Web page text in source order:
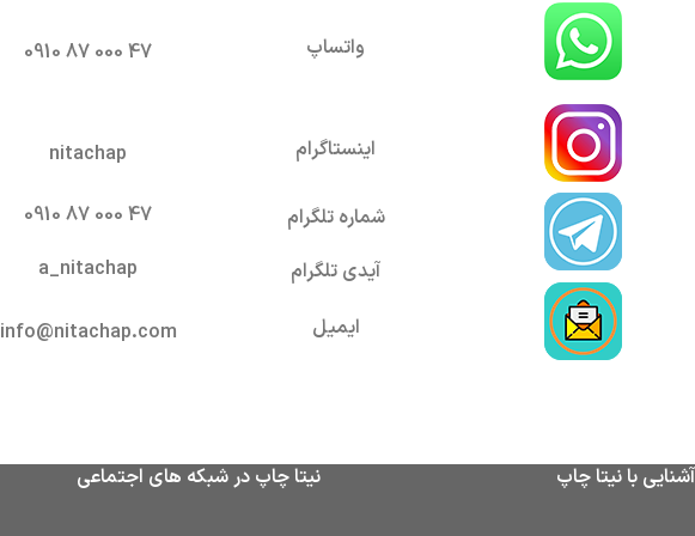
واتساپ 47 000 87 0910
اینستاگرام nitachap
شماره تلگرام
آیدی تلگرام
47 000 87 0910
a_nitachap
ایمیل info@nitachap.com
آشنایی با نیتا چاپ نیتا چاپ در شبکه های اجتماعی
WhatsApp